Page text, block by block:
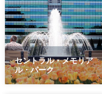
セントラル・メモリア
ル・パーク